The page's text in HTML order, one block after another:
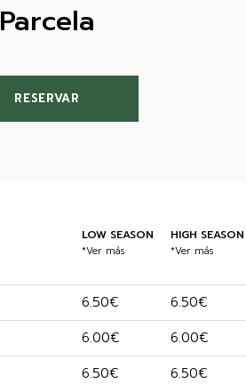
Parcela
RESERVAR
LOW SEASON
*Ver más
HIGH SEASON
*Ver más
6.50€
6.50€
6.00€
6.00€
6.50€
6.50€